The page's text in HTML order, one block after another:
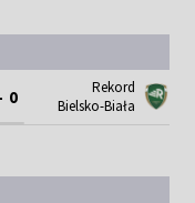
0
Rekord
Bielsko-Biała